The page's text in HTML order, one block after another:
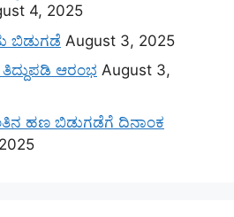
4, 2025
ಬಿಡುಗಡೆ August 3, 2025
ಆರಂಭ August 3,
ಹಣ ಬಿಡುಗಡೆಗೆ ದಿನಾಂಕ